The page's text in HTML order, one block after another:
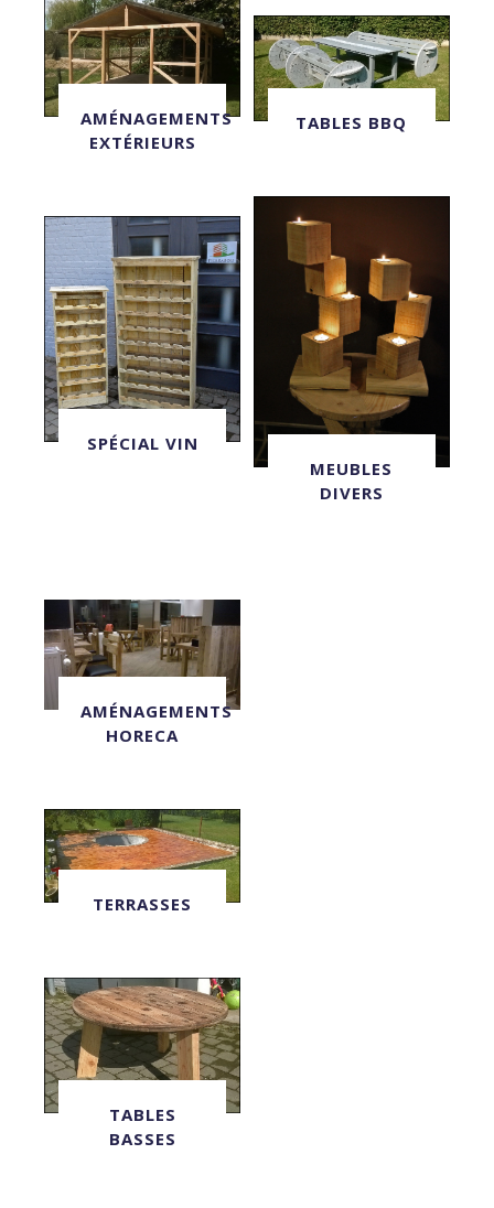
AMÉNAGEMENTS
EXTÉRIEURS
SPÉCIAL VIN
TABLES BBQ
MEUBLES
DIVERS
AMÉNAGEMENTS
HORECA
TERRASSES
TABLES
BASSES